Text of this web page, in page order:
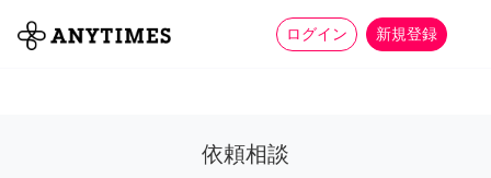
ログイン 新規登録
全て 家事 more_horiz
依頼相談